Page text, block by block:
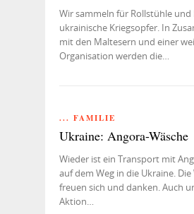
Wir sammeln für Rollstühle
ukrainische Kriegsopfer. In
mit den Maltesern und einer
Organisation werden die…
... FAMILIE
Ukraine: Angora-Wäsche
Wieder ist ein Transport mit
auf dem Weg in die Ukraine.
freuen sich und danken. Auch
Aktion…